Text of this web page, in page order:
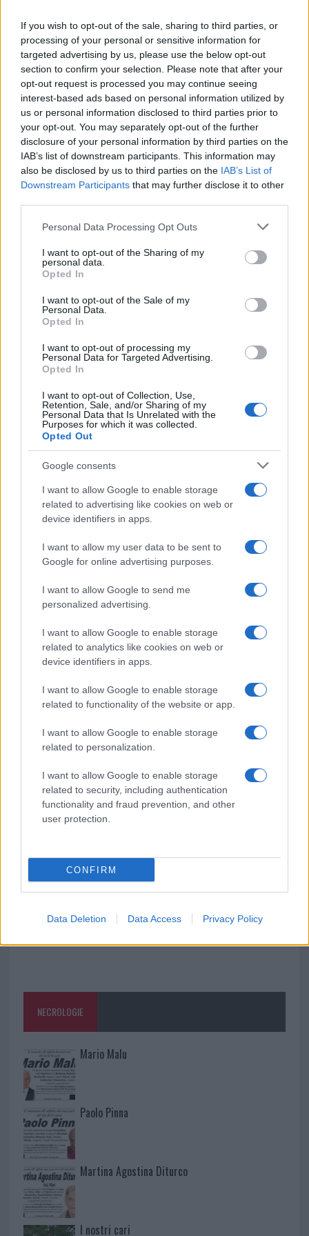
If you wish to opt-out of the sale, sharing to third parties, or
processing of your personal or sensitive information for
targeted advertising by us, please use the below opt-out
section to confirm your selection. Please note that after your
opt-out request is processed you may continue seeing
interest-based ads based on personal information utilized by
us or personal information disclosed to third parties prior to
your opt-out. You may separately opt-out of the further
disclosure of your personal information by third parties on the
IAB’s list of downstream participants. This information may
also be disclosed by us to third parties on the IAB’s List of
Downstream Participants that may further disclose it to other
Please note that this website/app uses one or more Google
not limited to your visit or usage behaviour. You may click to
grant or deny consent to Google and its third-party tags to
use your data for below specified purposes in below Google
consent section.
Personal Data Processing Opt Outs
I want to opt-out of the Sharing of my
personal data.
Opted In
I want to opt-out of the Sale of my
Personal Data.
Opted In
I want to opt-out of processing my
Personal Data for Targeted Advertising.
Opted In
I want to opt-out of Collection, Use,
Retention, Sale, and/or Sharing of my
Personal Data that Is Unrelated with the
Purposes for which it was collected.
Opted Out
Google consents
I want to allow Google to enable storage
related to advertising like cookies on web or
device identifiers in apps.
I want to allow my user data to be sent to
Google for online advertising purposes.
I want to allow Google to send me
personalized advertising.
I want to allow Google to enable storage
related to analytics like cookies on web or
device identifiers in apps.
I want to allow Google to enable storage
related to functionality of the website or app.
I want to allow Google to enable storage
related to personalization.
I want to allow Google to enable storage
related to security, including authentication
functionality and fraud prevention, and other
user protection.
CONFIRM
Data Deletion Data Access Privacy Policy
Inviaci le tue segnalazioni,
i tuoi video e le tue foto
Su WhatsApp al numero +39
345 356 7512
Ricevi le nostre ultime news
daGoogle News
Condividi l'articolo
F
a
ce
b
o
o
k
T
w
it
te
r
Pi
te
re
st
W
at
s
A
p
p
S
a
re
Articolo precedente
NOTIZIE RECENTI
Olbia, le previsioni meteo per lunedì 10 agosto
2026
Le ultime offerte di lavoro a Olbia e in Gallura
Cumuli di rifiuti a Santa Teresa Gallura, la
segnalazione dei residenti
Incendi in Gallura, devastati un chiosco e due
furgoni: le indagini
Cannigione celebra la cultura gallurese con il
Teresa Gallura
Controlli rafforzati in Costa Smeralda, 20
NECROLOGIE
Mario Malu
Paolo Pinna
Martina Agostina Diturco
I nostri cari